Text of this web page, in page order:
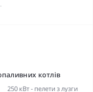
котлів
250 кВт - пелети з лузги